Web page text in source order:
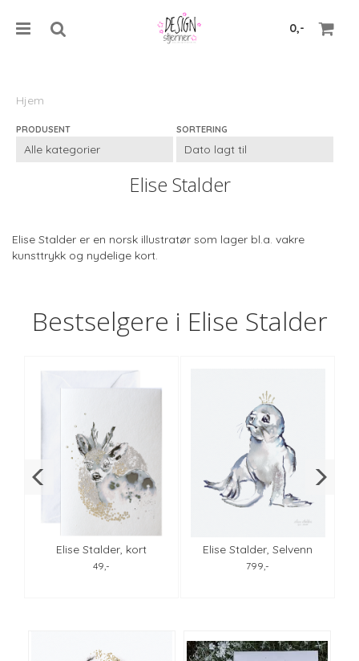
0,-
Hjem
PRODUSENT SORTERING
Elise Stalder
Elise Stalder er en norsk illustratør som lager bl.a. vakre
kunsttrykk og nydelige kort.
Bestselgere i Elise Stalder
Elise Stalder, kort
Brusende bukk
49,-
Elise Stalder, Selvenn
40x50
799,-